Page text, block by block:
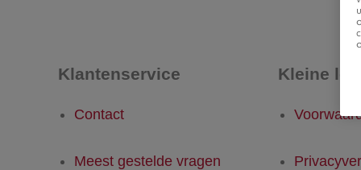
Klantenservice
Contact
Meest gestelde vragen
Kleine